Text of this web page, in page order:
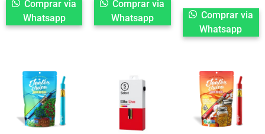
Comprar via
Whatsapp
Comprar via
Whatsapp
Comprar via
Whatsapp